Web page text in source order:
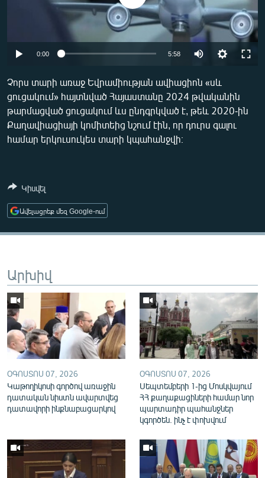
ՄԻՋԱԶԳԱՅԻՆ
ՍՊՈՐՏ
ՏՏ ԵՒ ԻՆՏԵՐՆԵՏ
ԿՈՐՈՆԱՎԻՐՈՒՍ
ԱՐԽԻՎ
ԲԱՆԱՎԵՃ
ՁԳՏԵԼՈՎ ԼԱՎԱԳՈՒՅՆԻՆ
English
Русский
ՀԵՏԵՎԵՔ ՄԵԶ
«Ազատության» բոլոր կայքերը
Auto 240p 360p 480p
0:00 5:58
360p
480p
Չորս տարի առաջ Եվրամիության ավիացիոն «սև
ցուցակում» հայտնված Հայաստանը 2024 թվականին
թարմացված ցուցակում ևս ընդգրկված է, թեև 2020-ին
Քաղավիացիայի կոմիտեից նշում էին, որ դուրս գալու
համար երկուսուկես տարի կպահանջվի։
Կիսվել
Ավելացրեք մեզ Google-ում
Արխիվ
ՕԳՈՍՏՈՍ 07, 2026
Կաթողիկոսի գործով առաջին
դատական նիստն ավարտվեց
դատավորի ինքնաբացարկով
ՕԳՈՍՏՈՍ 07, 2026
Սեպտեմբերի 1-ից Մոսկվայում
ՀՀ քաղաքացիների համար նոր
պարտադիր պահանջներ
կգործեն. ինչ է փոխվում